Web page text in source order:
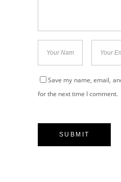
Save my name, email,
for the next time I comment.